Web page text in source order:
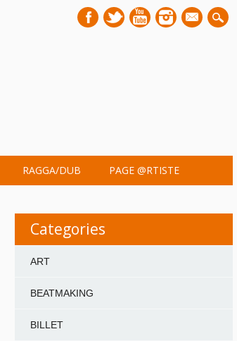
mail
RAGGA/DUB PAGE @RTISTE
Categories
ART
BEATMAKING
BILLET